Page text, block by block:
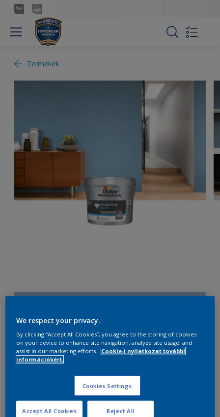
Termékek
Méret
2,18 Liter
Festékalkulátor
We respect your privacy.
By clicking “Accept All Cookies”, you agree to the storing of cookies
on your device to enhance site navigation, analyze site usage, and
assist in our marketing efforts.
Cookie-i nyilatkozat további
információkért.
Cookies Settings
Reject All
Accept All Cookies